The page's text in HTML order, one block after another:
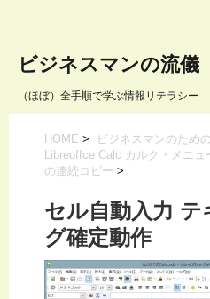
ビジネスマンの流儀
（ほぼ）全手順で学ぶ情報リテラシー
HOME > ビジネスマンのため
Libreoffce Calc カルク・メニュ
の連続コピー >
セル自動入力 テ
グ確定動作